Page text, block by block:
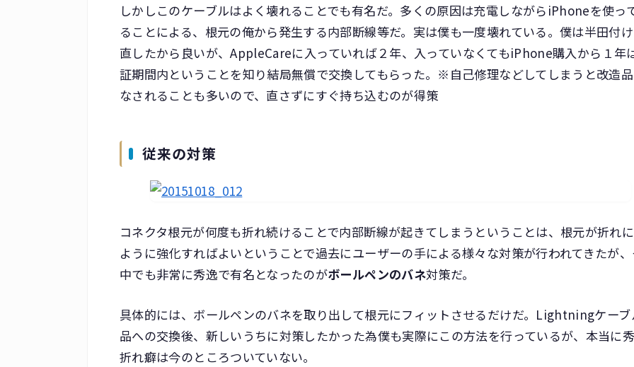
しかしこのケーブルはよく壊れることでも有名だ。多くの原因は充電しながらiPhoneを使っ
ることによる、根元の俺から発生する内部断線等だ。実は僕も一度壊れている。僕は半田付
直したから良いが、AppleCareに入っていれば２年、入っていなくてもiPhone購入から１年
証期間内ということを知り結局無償で交換してもらった。※自己修理などしてしまうと改造
なされることも多いので、直さずにすぐ持ち込むのが得策
従来の対策
コネクタ根元が何度も折れ続けることで内部断線が起きてしまうということは、根元が折れ
ように強化すればよいということで過去にユーザーの手による様々な対策が行われてきたが
中でも非常に秀逸で有名となったのがボールペンのバネ対策だ。
具体的には、ボールペンのバネを取り出して根元にフィットさせるだけだ。Lightningケーブ
品への交換後、新しいうちに対策したかった為僕も実際にこの方法を行っているが、本当に
折れ癖は今のところついていない。